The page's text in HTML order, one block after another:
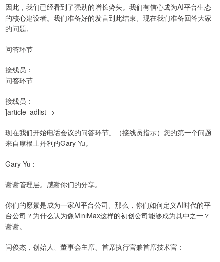
因此，我们已经看到了强劲的增长势头。我们有信心成为AI平台生态
的核心建设者。我们准备好的发言到此结束。现在我们准备回答大家
的问题。
问答环节
接线员：
问答环节
接线员：
]article_adlist-->
现在我们开始电话会议的问答环节。（接线员指示）您的第一个问题
来自摩根士丹利的Gary Yu。
Gary Yu：
谢谢管理层。感谢你们的分享。
你们的愿景是成为一家AI平台公司。那么，你们如何定义AI时代的平
台公司？为什么认为像MiniMax这样的初创公司能够成为其中之一？
谢谢。
闫俊杰，创始人、董事会主席、首席执行官兼首席技术官：